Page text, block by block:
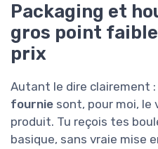
Packaging et
gros point
prix
Autant le dire clairement :
fournie sont, pour moi, le
produit. Tu reçois tes
basique, sans vraie mise